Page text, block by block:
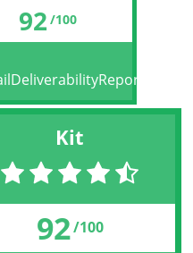
92 /100
Kit
92/100